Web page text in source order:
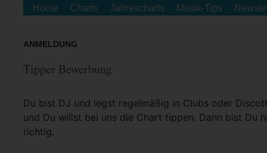
Home Charts Jahrescharts Musik-Tips
ANMELDUNG
Tipper Bewerbung
Du bist DJ und legst regelmäßig in Clubs oder
und Du willst bei uns die Chart tippen. Dann bist Du
richtig.
Mehr Info